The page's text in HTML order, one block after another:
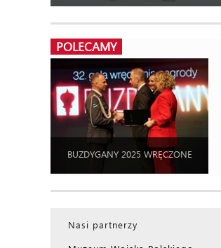
POLECAMY
BUZDYGANY 2025 WRĘCZONE
Nasi partnerzy